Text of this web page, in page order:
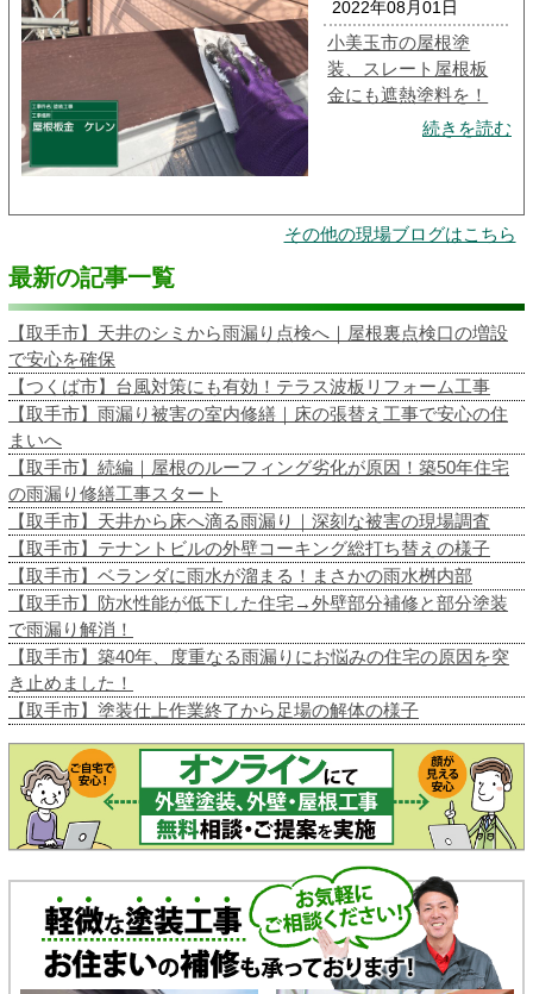
2022年08月01日
小美玉市の屋根塗
装、スレート屋根板
金にも遮熱塗料を！
続きを読む
その他の現場ブログはこちら
最新の記事一覧
【取手市】天井のシミから雨漏り点検へ｜屋根裏点検口の増設
で安心を確保
【つくば市】台風対策にも有効！テラス波板リフォーム工事
【取手市】雨漏り被害の室内修繕｜床の張替え工事で安心の住
まいへ
【取手市】続編｜屋根のルーフィング劣化が原因！築50年住宅
の雨漏り修繕工事スタート
【取手市】天井から床へ滴る雨漏り｜深刻な被害の現場調査
【取手市】テナントビルの外壁コーキング総打ち替えの様子
【取手市】ベランダに雨水が溜まる！まさかの雨水桝内部
【取手市】防水性能が低下した住宅→外壁部分補修と部分塗装
で雨漏り解消！
【取手市】築40年、度重なる雨漏りにお悩みの住宅の原因を突
き止めました！
【取手市】塗装仕上作業終了から足場の解体の様子